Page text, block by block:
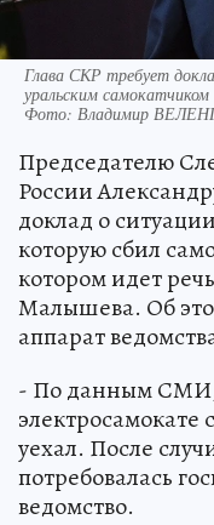
Глава СКР требует
уральским самокатчиком
Фото: Владимир
Председателю
России
доклад о
которую сбил
котором идет
Малышева. Об
аппарат
- По данным
уехал. После
потребовалась
ведомство.